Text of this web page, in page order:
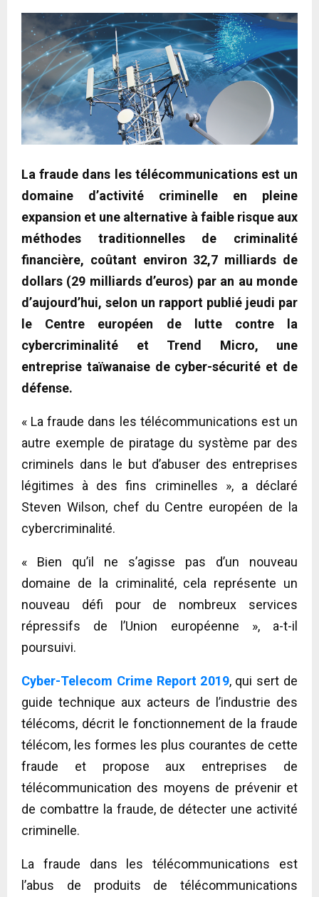
La fraude dans les télécommunications est un
domaine d’activité criminelle en pleine
expansion et une alternative à faible risque aux
méthodes traditionnelles de criminalité
financière, coûtant environ 32,7 milliards de
dollars (29 milliards d’euros) par an au monde
d’aujourd’hui, selon un rapport publié jeudi par
le Centre européen de lutte contre la
cybercriminalité et Trend Micro, une
entreprise taïwanaise de cyber-sécurité et de
défense.
« La fraude dans les télécommunications est un
autre exemple de piratage du système par des
criminels dans le but d’abuser des entreprises
légitimes à des fins criminelles », a déclaré
Steven Wilson, chef du Centre européen de la
cybercriminalité.
« Bien qu’il ne s’agisse pas d’un nouveau
domaine de la criminalité, cela représente un
nouveau défi pour de nombreux services
répressifs de l’Union européenne », a-t-il
poursuivi.
Cyber-Telecom Crime Report 2019, qui sert de
guide technique aux acteurs de l’industrie des
télécoms, décrit le fonctionnement de la fraude
télécom, les formes les plus courantes de cette
fraude et propose aux entreprises de
télécommunication des moyens de prévenir et
de combattre la fraude, de détecter une activité
criminelle.
La fraude dans les télécommunications est
l’abus de produits de télécommunications